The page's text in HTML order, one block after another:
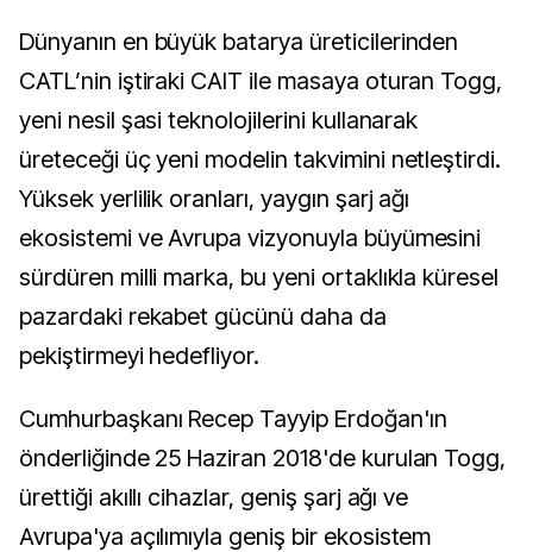
Dünyanın en büyük batarya üreticilerinden
CATL’nin iştiraki CAIT ile masaya oturan Togg,
yeni nesil şasi teknolojilerini kullanarak
üreteceği üç yeni modelin takvimini netleştirdi.
Yüksek yerlilik oranları, yaygın şarj ağı
ekosistemi ve Avrupa vizyonuyla büyümesini
sürdüren milli marka, bu yeni ortaklıkla küresel
pazardaki rekabet gücünü daha da
pekiştirmeyi hedefliyor.
Cumhurbaşkanı Recep Tayyip Erdoğan'ın
önderliğinde 25 Haziran 2018'de kurulan Togg,
ürettiği akıllı cihazlar, geniş şarj ağı ve
Avrupa'ya açılımıyla geniş bir ekosistem